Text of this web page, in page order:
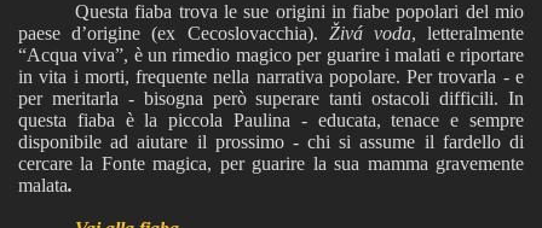
Questa fiaba trova le sue origini in fiabe popolari del mio
paese d’origine (ex Cecoslovacchia). Živá voda, letteralmente
“Acqua viva”, è un rimedio magico per guarire i malati e riportare
in vita i morti, frequente nella narrativa popolare. Per trovarla - e
per meritarla - bisogna però superare tanti ostacoli difficili. In
questa fiaba è la piccola Paulina - educata, tenace e sempre
disponibile ad aiutare il prossimo - chi si assume il fardello di
cercare la Fonte magica, per guarire la sua mamma gravemente
malata.